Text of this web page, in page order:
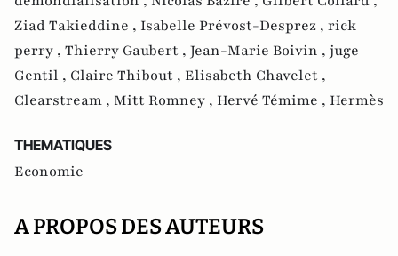
Ziad Takieddine , Isabelle Prévost-Desprez , rick
perry , Thierry Gaubert , Jean-Marie Boivin , juge
Gentil , Claire Thibout , Elisabeth Chavelet ,
Clearstream , Mitt Romney , Hervé Témime , Hermès
THEMATIQUES
Economie
A PROPOS DES AUTEURS